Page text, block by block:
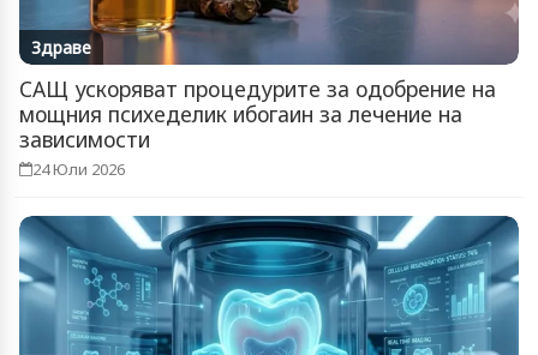
Здраве
САЩ ускоряват процедурите за одобрение на
мощния психеделик ибогаин за лечение на
зависимости
24 Юли 2026